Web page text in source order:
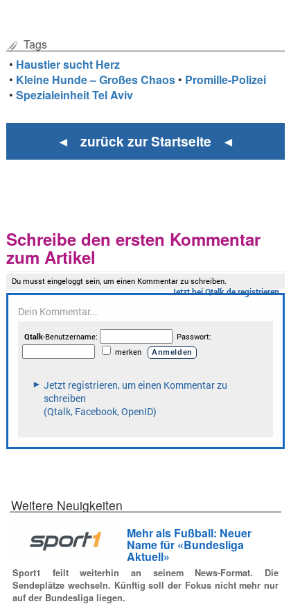
Tags
• Haustier sucht Herz
• Kleine Hunde – Großes Chaos • Promille-Polizei
•Spezialeinheit Tel Aviv
◄ zurück zur Startseite ◄
Schreibe den ersten Kommentar
zum Artikel
Weitere Neuigkeiten
Mehr als Fußball: Neuer
Name für «Bundesliga
Aktuell»
Sport1 feilt weiterhin an seinem News-Format. Die
Sendeplätze wechseln. Künftig soll der Fokus nicht mehr nur
auf der Bundesliga liegen.